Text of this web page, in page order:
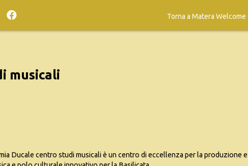
Torna a Matera Welcome
musicali
Ducale centro studi musicali è un centro di eccellenza per la produzione